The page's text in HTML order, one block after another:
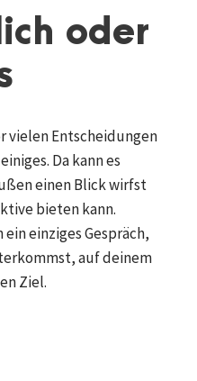
oder
vielen Entscheidungen
Da kann es
einen Blick wirfst
bieten kann.
einziges Gespräch,
auf deinem
Ziel.